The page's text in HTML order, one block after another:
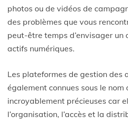
photos ou de vidéos de
des problèmes que vous
peut-être temps d’envisager un
actifs numériques.
Les plateformes de gestion des
également connues sous le nom
incroyablement précieuses car
l’organisation, l’accès et la